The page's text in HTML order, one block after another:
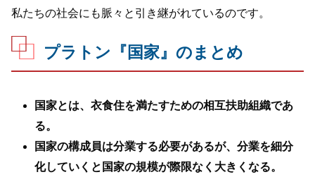
私たちの社会にも脈々と引き継がれているのです。
プラトン『国家』のまとめ
国家とは、衣食住を満たすための相互扶助組織であ
る。
国家の構成員は分業する必要があるが、分業を細分
化していくと国家の規模が際限なく大きくなる。